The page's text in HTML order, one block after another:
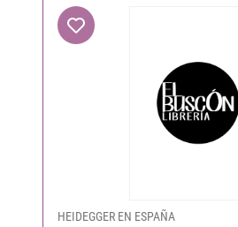
HEIDEGGER EN ESPAÑA